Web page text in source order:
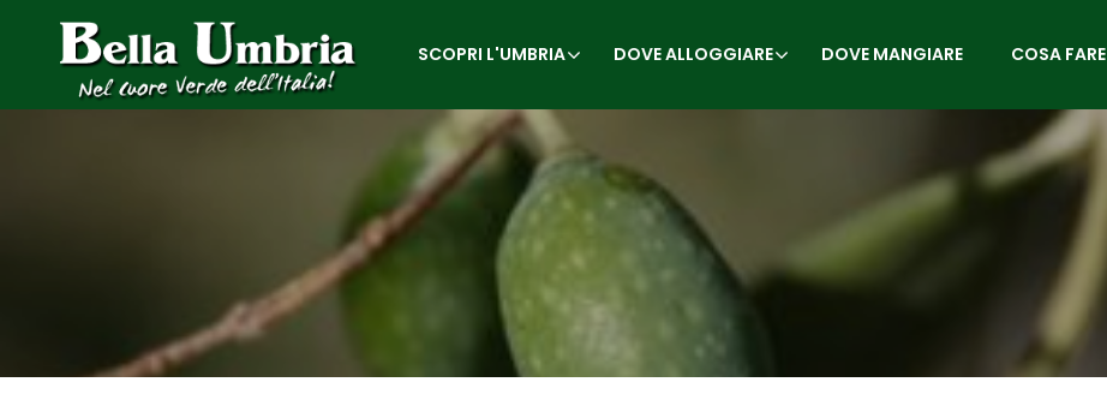
SCOPRI L'UMBRIA DOVE ALLOGGIARE DOVE MANGIARE COSA FARE